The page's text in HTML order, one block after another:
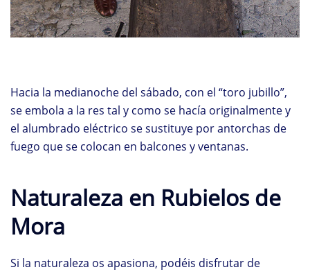
Hacia la medianoche del sábado, con el “toro jubillo”,
se embola a la res tal y como se hacía originalmente y
el alumbrado eléctrico se sustituye por antorchas de
fuego que se colocan en balcones y ventanas.
Naturaleza en Rubielos de
Mora
Si la naturaleza os apasiona, podéis disfrutar de